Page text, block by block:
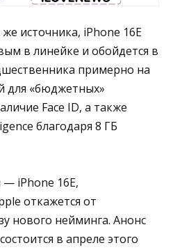
источника, iPhone 16E
в линейке и обойдется в
примерно на
для «бюджетных»
Face ID, а также
благодаря 8 ГБ
— iPhone 16E,
откажется от
нового нейминга. Анонс
в апреле этого